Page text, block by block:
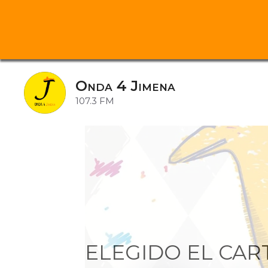
Saltar
contenido
Onda 4 Jimena
107.3 FM
ELEGIDO EL